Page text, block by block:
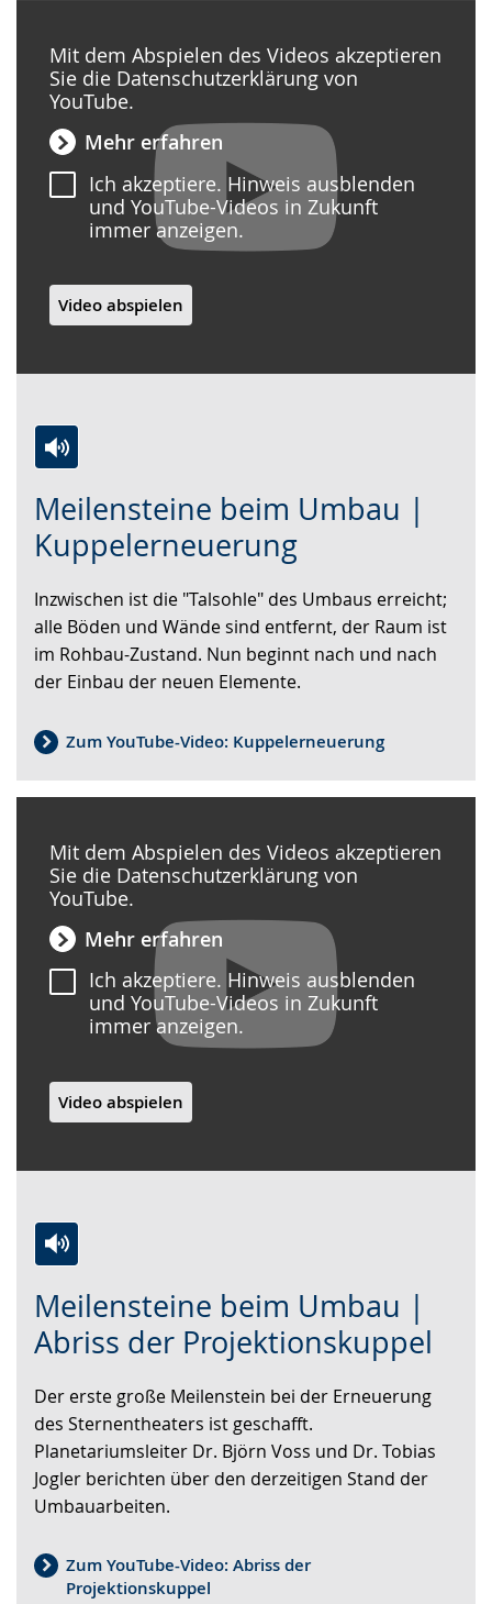
Meilensteine beim Umbau |
Kuppelerneuerung
Leichten
Sprache
wechseln.
Audio-
Unterstützung.
Video
in
Deutscher
Gebärdensprache
wird
angezeigt.
Inzwischen ist die "Talsohle" des Umbaus erreicht;
alle Böden und Wände sind entfernt, der Raum ist
im Rohbau-Zustand. Nun beginnt nach und nach
der Einbau der neuen Elemente.
Zum YouTube-Video: Kuppelerneuerung
Mit dem Abspielen des Videos akzeptieren
Sie die Datenschutzerklärung von
YouTube.
Mehr erfahren
Ich akzeptiere. Hinweis ausblenden
und YouTube-Videos in Zukunft
immer anzeigen.
Video abspielen
Meilensteine beim Umbau |
Abriss der Projektionskuppel
Leichten
Sprache
wechseln.
Audio-
Unterstützung.
Video
in
Deutscher
Gebärdensprache
wird
angezeigt.
Der erste große Meilenstein bei der Erneuerung
des Sternentheaters ist geschafft.
Planetariumsleiter Dr. Björn Voss und Dr. Tobias
Jogler berichten über den derzeitigen Stand der
Umbauarbeiten.
Zum YouTube-Video: Abriss der
Projektionskuppel
Mit dem Abspielen des Videos akzeptieren
Sie die Datenschutzerklärung von
YouTube.
Mehr erfahren
Ich akzeptiere. Hinweis ausblenden
und YouTube-Videos in Zukunft
immer anzeigen.
Video abspielen